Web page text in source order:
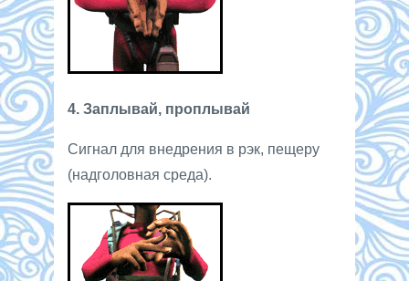
4. Заплывай, проплывай
Сигнал для внедрения в рэк, пещеру
(надголовная среда).